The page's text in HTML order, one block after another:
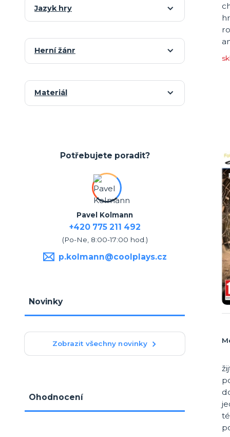
Jazyk hry
Herní žánr
Materiál
Potřebujete poradit?
Pavel Kolmann
+420 775 211 492
(Po-Ne, 8:00-17:00 hod.)
p.kolmann@coolplays.cz
Novinky
Zobrazit všechny novinky
Ohodnocení